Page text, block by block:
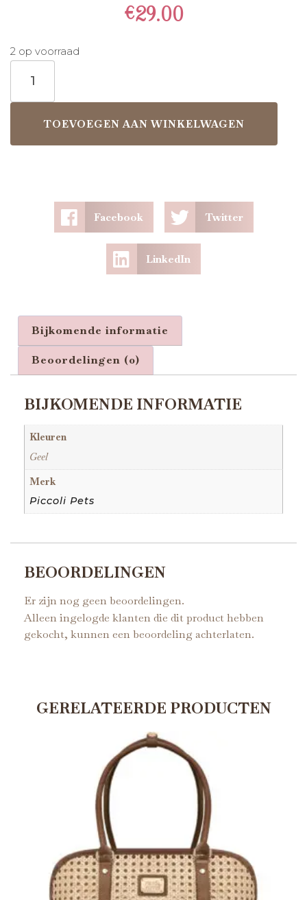
€29.00
2 op voorraad
TOEVOEGEN AAN WINKELWAGEN
Facebook Twitter
LinkedIn
Bijkomende informatie
Beoordelingen (0)
BIJKOMENDE INFORMATIE
Kleuren
Geel
Merk
Piccoli Pets
BEOORDELINGEN
Er zijn nog geen beoordelingen.
Alleen ingelogde klanten die dit product hebben
gekocht, kunnen een beoordeling achterlaten.
GERELATEERDE PRODUCTEN